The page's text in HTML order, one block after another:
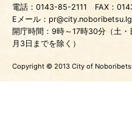
電話：0143-85-2111
FAX：
Eメール：
開庁時間：9時～17時30分（土
月3日までを除く）
Copyright © 2013 City of